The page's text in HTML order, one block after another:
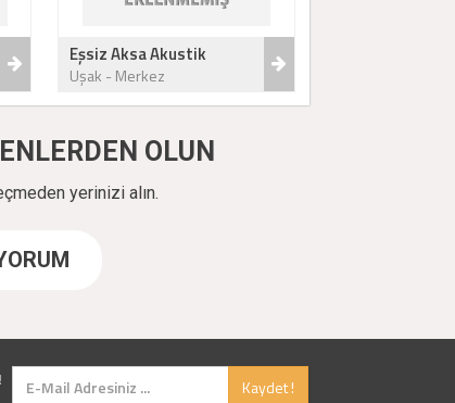
Eşsiz Aksa Akustik
Uşak - Merkez
OLUN
yerinizi alın.
Kaydet !